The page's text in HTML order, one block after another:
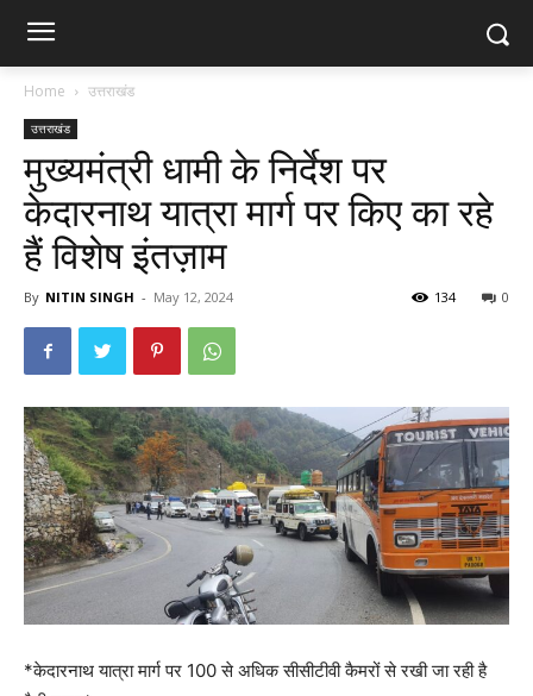
Home उत्तराखंड
उत्तराखंड
मुख्यमंत्री धामी के निर्देश पर
केदारनाथ यात्रा मार्ग पर किए का रहे
हैं विशेष इंतज़ाम
By NITIN SINGH - May 12, 2024 0
134
*केदारनाथ यात्रा मार्ग पर 100 से अधिक सीसीटीवी कैमरों से रखी जा रही है